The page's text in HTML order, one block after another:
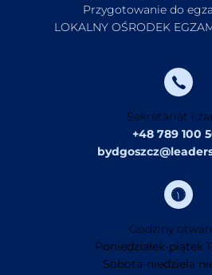
Przygotowanie do
LOKALNY OŚRODEK
Sekretariat i
+48 789 100
Godziny
Poniedziałek-piątek
Sobota-niedziela